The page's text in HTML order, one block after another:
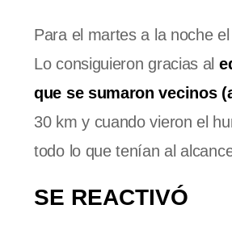
Para el martes a la noche
Lo consiguieron gracias al
que se sumaron vecinos
30 km y cuando vieron el
todo lo que tenían al
SE REACTIVÓ